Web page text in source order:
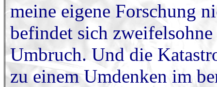
meine eigene Forschung
befindet sich
Umbruch. Und die
zu einem Umdenken im